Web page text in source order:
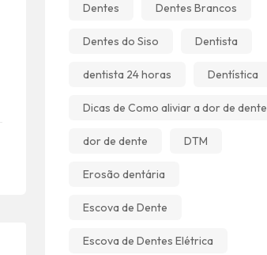
Dentes Dentes Brancos
Dentes do Siso Dentista
dentista 24 horas Dentística
Dicas de Como aliviar a dor de dente
dor de dente DTM
Erosão dentária
Escova de Dente
Escova de Dentes Elétrica